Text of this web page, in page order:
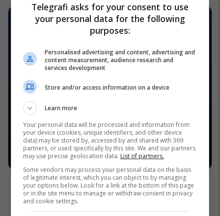
Telegrafi asks for your consent to use
your personal data for the following
purposes:
Personalised advertising and content, advertising and
content measurement, audience research and
services development
Store and/or access information on a device
Learn more
Your personal data will be processed and information from
your device (cookies, unique identifiers, and other device
data) may be stored by, accessed by and shared with 369
partners, or used specifically by this site. We and our partners
may use precise geolocation data. List of partners.
Some vendors may process your personal data on the basis
of legitimate interest, which you can object to by managing
your options below. Look for a link at the bottom of this page
or in the site menu to manage or withdraw consent in privacy
and cookie settings.